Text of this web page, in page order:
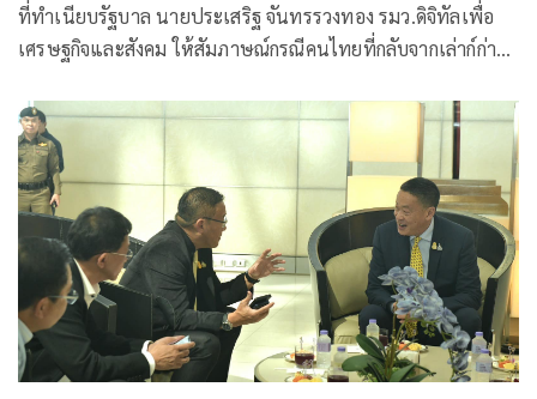
ที่ทำเนียบรัฐบาล นายประเสริฐ จันทรรวงทอง รมว.ดิจิทัลเพื่อ
เศรษฐกิจและสังคม ให้สัมภาษณ์กรณีคนไทยที่กลับจากเล่าก์ก่าย